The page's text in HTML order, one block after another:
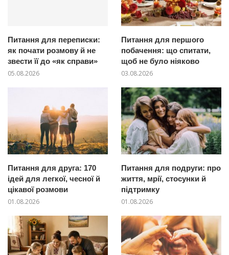
Питання для переписки:
як почати розмову й не
звести її до «як справи»
05.08.2026
Питання для першого
побачення: що спитати,
щоб не було ніяково
03.08.2026
Питання для друга: 170
ідей для легкої, чесної й
цікавої розмови
01.08.2026
Питання для подруги: про
життя, мрії, стосунки й
підтримку
01.08.2026